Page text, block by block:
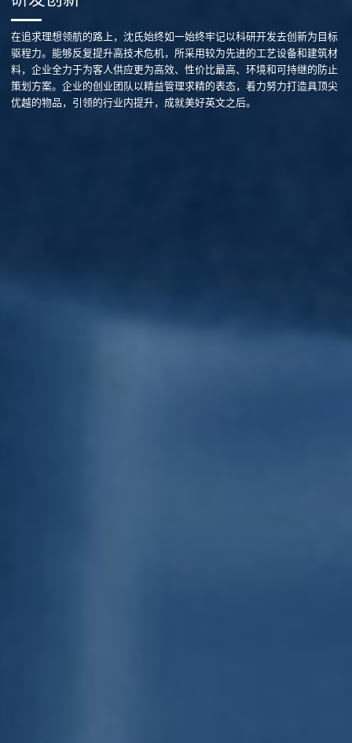
在追求理想领航的路上，沈氏始终如一始终牢记以科研开发去创新为目标
驱程力。能够反复提升高技术危机，所采用较为先进的工艺设备和建筑材
料，企业全力于为客人供应更为高效、性价比最高、环境和可持继的防止
策划方案。企业的创业团队以精益管理求精的表态，着力努力打造具顶尖
优越的物品，引领的行业内提升，成就美好英文之后。